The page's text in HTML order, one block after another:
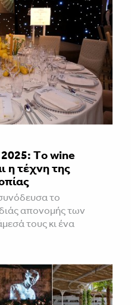
Τo wine
η τέχνη της
το
απονομής των
τους κι ένα